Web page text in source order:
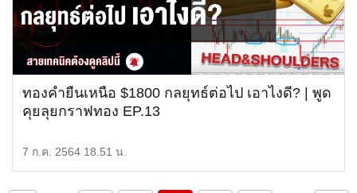
ทองคำยืนเหนือ $1800 กลยุทธ์ต่อไป เอาไงดี? | พูด
คุยลุยกราฟทอง EP.13
7 ก.ค. 2564 18.51 น.